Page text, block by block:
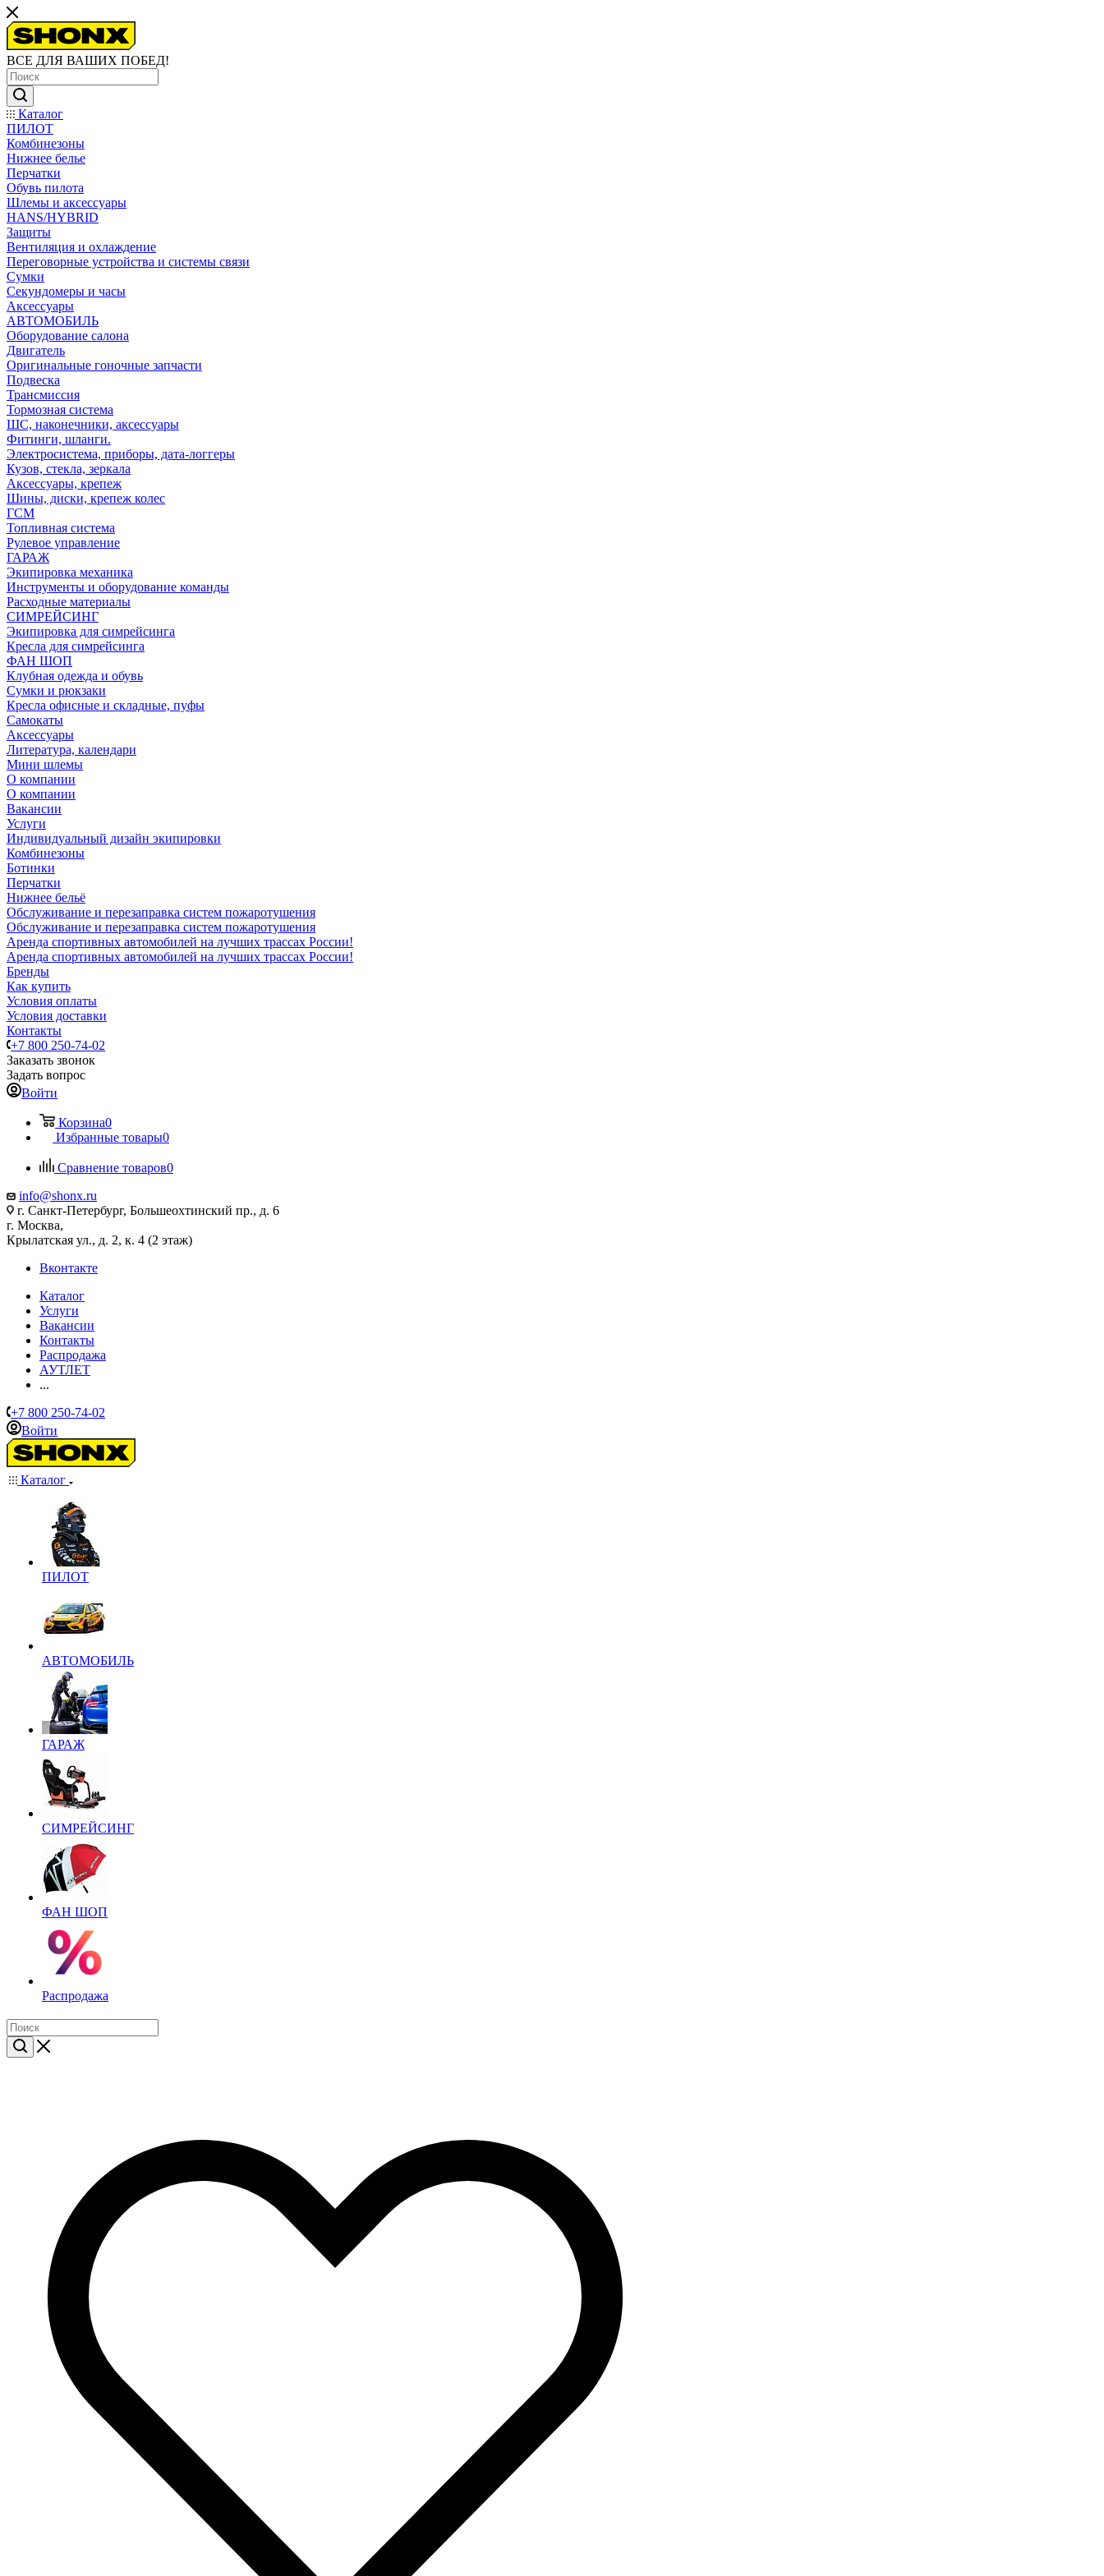
ВСЕ ДЛЯ ВАШИХ ПОБЕД!
Каталог
ПИЛОТ
Комбинезоны
Нижнее белье
Перчатки
Обувь пилота
Шлемы и аксессуары
HANS/HYBRID
Защиты
Вентиляция и охлаждение
Переговорные устройства и системы связи
Сумки
Секундомеры и часы
Аксессуары
АВТОМОБИЛЬ
Оборудование салона
Двигатель
Оригинальные гоночные запчасти
Подвеска
Трансмиссия
Тормозная система
ШС, наконечники, аксессуары
Фитинги, шланги.
Электросистема, приборы, дата-логгеры
Кузов, стекла, зеркала
Аксессуары, крепеж
Шины, диски, крепеж колес
ГСМ
Топливная система
Рулевое управление
ГАРАЖ
Экипировка механика
Инструменты и оборудование команды
Расходные материалы
СИМРЕЙСИНГ
Экипировка для симрейсинга
Кресла для симрейсинга
ФАН ШОП
Клубная одежда и обувь
Сумки и рюкзаки
Кресла офисные и складные, пуфы
Самокаты
Аксессуары
Литература, календари
Мини шлемы
О компании
О компании
Вакансии
Услуги
Индивидуальный дизайн экипировки
Комбинезоны
Ботинки
Перчатки
Нижнее бельё
Обслуживание и перезаправка систем пожаротушения
Обслуживание и перезаправка систем пожаротушения
Аренда спортивных автомобилей на лучших трассах России!
Аренда спортивных автомобилей на лучших трассах России!
Бренды
Как купить
Условия оплаты
Условия доставки
Контакты
+7 800 250-74-02
Заказать звонок
Задать вопрос
Войти
Корзина0
Избранные товары0
Сравнение товаров0
info@shonx.ru
г. Санкт-Петербург, Большеохтинский пр., д. 6
г. Москва,
Крылатская ул., д. 2, к. 4 (2 этаж)
Вконтакте
Каталог
Услуги
Вакансии
Контакты
Распродажа
АУТЛЕТ
...
+7 800 250-74-02
Войти
Каталог
ПИЛОТ
АВТОМОБИЛЬ
ГАРАЖ
СИМРЕЙСИНГ
ФАН ШОП
Распродажа